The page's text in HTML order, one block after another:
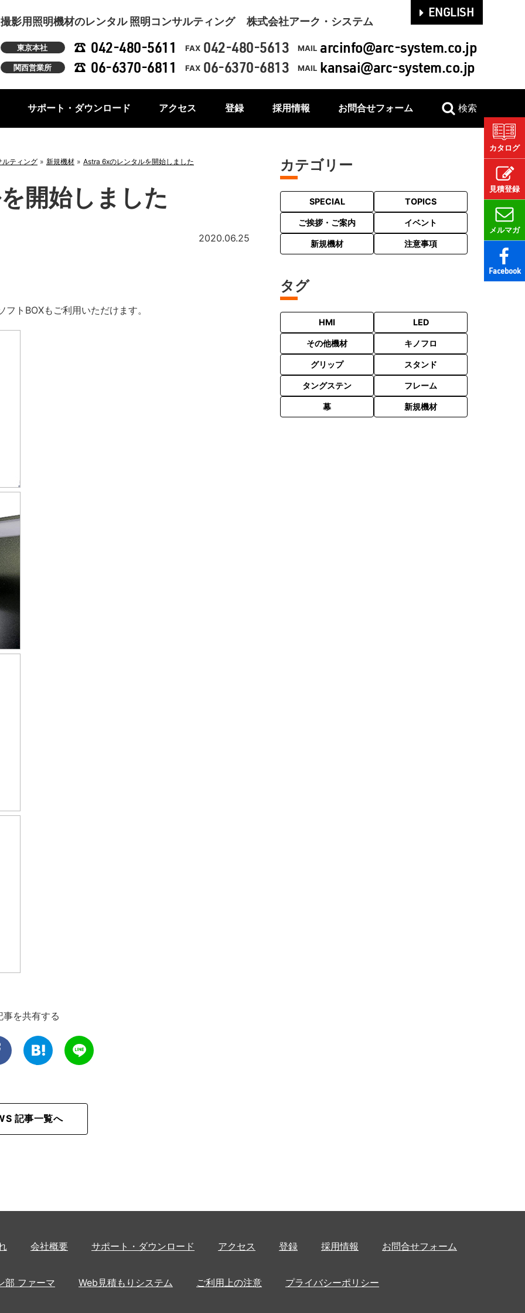
撮影用照明機材のレンタル 照明コンサルティング 株式会社アーク・システム
東京本社 042-480-5611 FAX 042-480-5613 MAIL arcinfo@arc-system.co.jp
関西営業所 06-6370-6811 FAX 06-6370-6813 MAIL kansai@arc-system.co.jp
ENGLISH
サポート・ダウンロード アクセス 登録 採用情報 お問合せフォーム 検索
カタログ
見積登録
メルマガ
Facebook
ルティング 新規機材 Astra 6xのレンタルを開始しました
開始しました
2020.06.25
トBOXもご利用いただけます。
事を共有する
記事一覧へ
カテゴリー
SPECIAL TOPICS
ご挨拶・ご案内 イベント
新規機材 注意事項
タグ
HMI LED
その他機材 キノフロ
グリップ スタンド
タングステン フレーム
幕 新規機材
会社概要 サポート・ダウンロード アクセス 登録 採用情報 お問合せフォーム
部 ファーマ Web見積もりシステム ご利用上の注意 プライバシーポリシー